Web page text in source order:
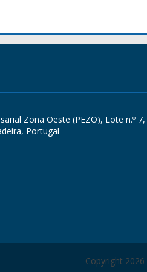
Zona Oeste (PEZO), Lote n.º 7,
Portugal
Copyright 2026